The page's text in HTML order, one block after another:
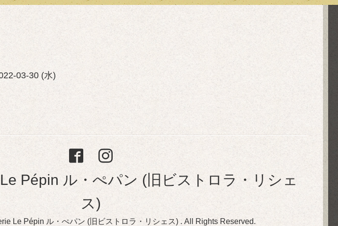
03-30 (水)
Pépin ル・ぺパン (旧ビストロラ・リシェ
ス)
Le Pépin ル・ぺパン (旧ビストロラ・リシェス) . All Rights Reserved.